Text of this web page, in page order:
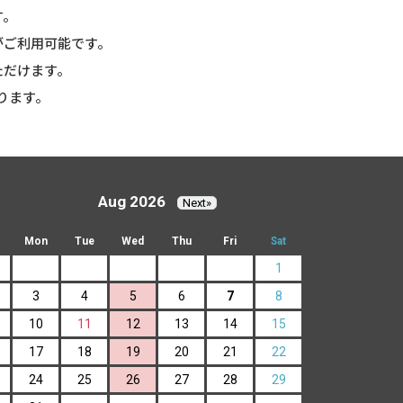
利用可能です。
けます。
す。
Aug 2026 Next»
Mon Tue Wed Thu Fri Sat
1
3
4 5 6 7
8
10
11 12 13 14
15
17
18 19 20 21
22
24
25 26 27 28
29